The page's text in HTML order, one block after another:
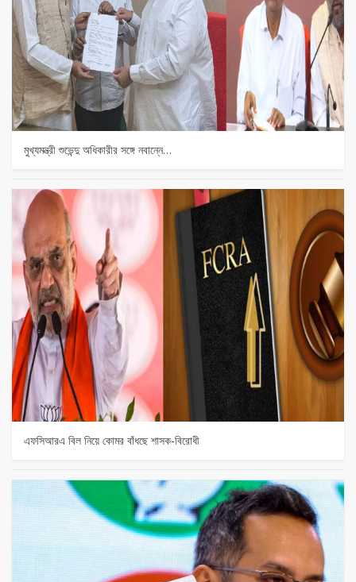
মুখ্যমন্ত্রী শুভেন্দু অধিকারীর সঙ্গে নবান্নে…
এফসিআরএ বিল নিয়ে কোমর বাঁধছে শাসক-বিরোধী